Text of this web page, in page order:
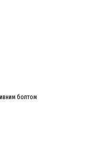
болтом